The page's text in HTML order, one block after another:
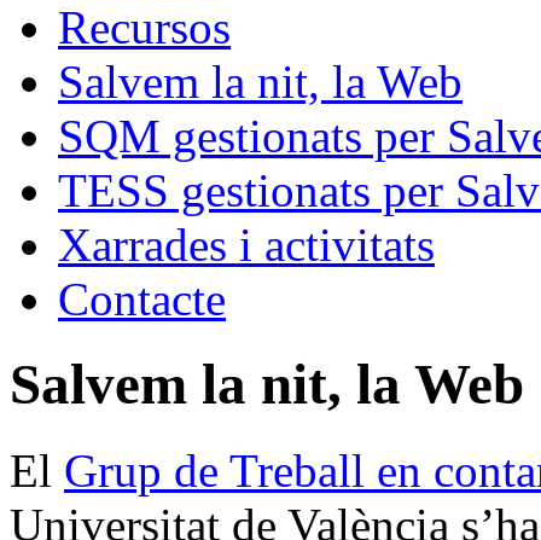
Recursos
Salvem la nit, la Web
SQM gestionats per
TESS gestionats per
Xarrades i activitats
Contacte
Salvem la nit, la Web
El Grup de Treball en
Universitat de València